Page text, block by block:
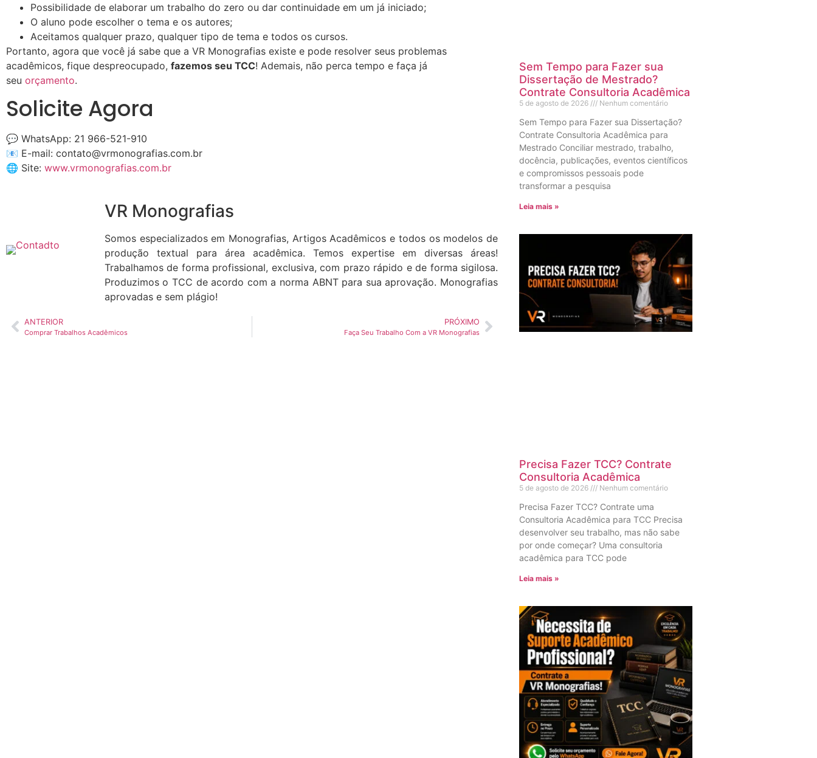
Possibilidade de elaborar um trabalho do zero ou dar continuidade em um já iniciado;
O aluno pode escolher o tema e os autores;
Aceitamos qualquer prazo, qualquer tipo de tema e todos os cursos.
Portanto, agora que você já sabe que a VR Monografias existe e pode resolver seus problemas
acadêmicos, fique despreocupado, fazemos seu TCC! Ademais, não perca tempo e faça já
seu orçamento.
Solicite Agora
💬 WhatsApp: 21 966-521-910
📧 E-mail: contato@vrmonografias.com.br
🌐 Site: www.vrmonografias.com.br
VR Monografias
Somos especializados em Monografias, Artigos Acadêmicos e todos os modelos de
produção textual para área acadêmica. Temos expertise em diversas áreas!
Trabalhamos de forma profissional, exclusiva, com prazo rápido e de forma sigilosa.
Produzimos o TCC de acordo com a norma ABNT para sua aprovação. Monografias
aprovadas e sem plágio!
ANTERIOR
Comprar Trabalhos Acadêmicos
PRÓXIMO
Faça Seu Trabalho Com a VR Monografias
Sem Tempo para Fazer sua
Dissertação de Mestrado?
Contrate Consultoria Acadêmica
5 de agosto de 2026 Nenhum comentário
Sem Tempo para Fazer sua Dissertação?
Contrate Consultoria Acadêmica para
Mestrado Conciliar mestrado, trabalho,
docência, publicações, eventos científicos
e compromissos pessoais pode
transformar a pesquisa
Leia mais »
Precisa Fazer TCC? Contrate
Consultoria Acadêmica
5 de agosto de 2026 Nenhum comentário
Precisa Fazer TCC? Contrate uma
Consultoria Acadêmica para TCC Precisa
desenvolver seu trabalho, mas não sabe
por onde começar? Uma consultoria
acadêmica para TCC pode
Leia mais »